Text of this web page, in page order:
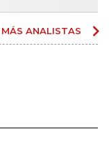
MÁS ANALISTAS